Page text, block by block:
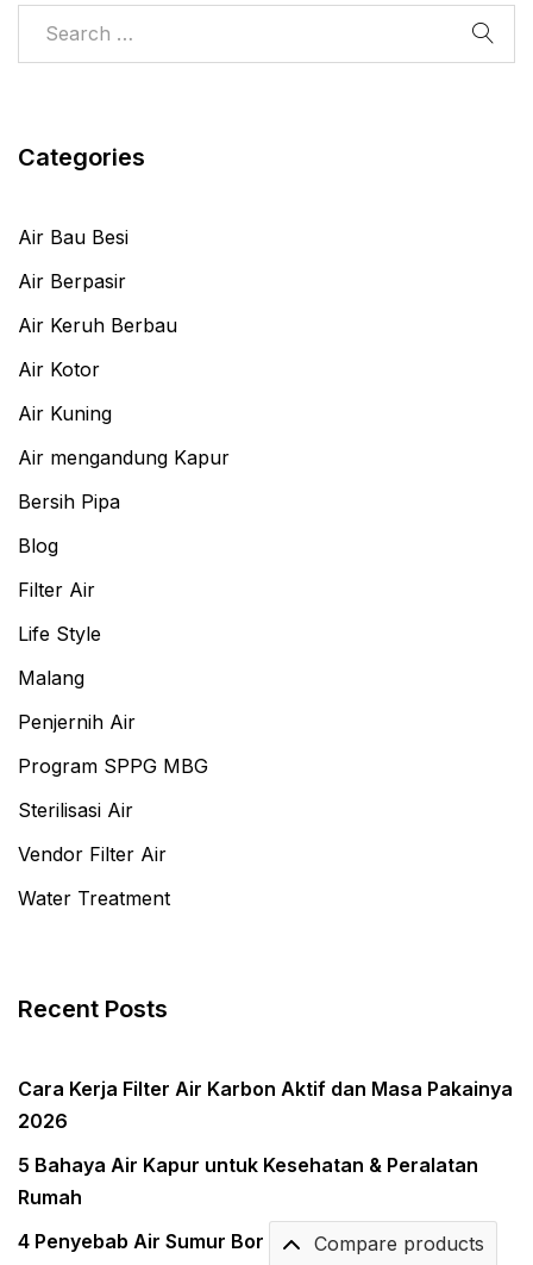
Categories
Air Bau Besi
Air Berpasir
Air Keruh Berbau
Air Kotor
Air Kuning
Air mengandung Kapur
Bersih Pipa
Blog
Filter Air
Life Style
Malang
Penjernih Air
Program SPPG MBG
Sterilisasi Air
Vendor Filter Air
Water Treatment
Recent Posts
Cara Kerja Filter Air Karbon Aktif dan Masa Pakainya
2026
5 Bahaya Air Kapur untuk Kesehatan & Peralatan
Rumah
4 Penyebab Air Sumur Bor Keruh & SolusiCompare products